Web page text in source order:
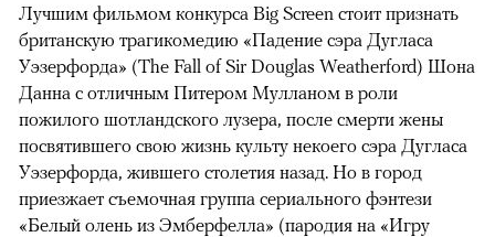
Лучшим фильмом конкурса Big Screen стоит признать
британскую трагикомедию «Падение сэра Дугласа
Уэзерфорда» (The Fall of Sir Douglas Weatherford) Шона
Данна с отличным Питером Мулланом в роли
пожилого шотландского лузера, после смерти жены
посвятившего свою жизнь культу некоего сэра Дугласа
Уэзерфорда, жившего столетия назад. Но в город
приезжает съемочная группа сериального фэнтези
«Белый олень из Эмберфелла» (пародия на «Игру